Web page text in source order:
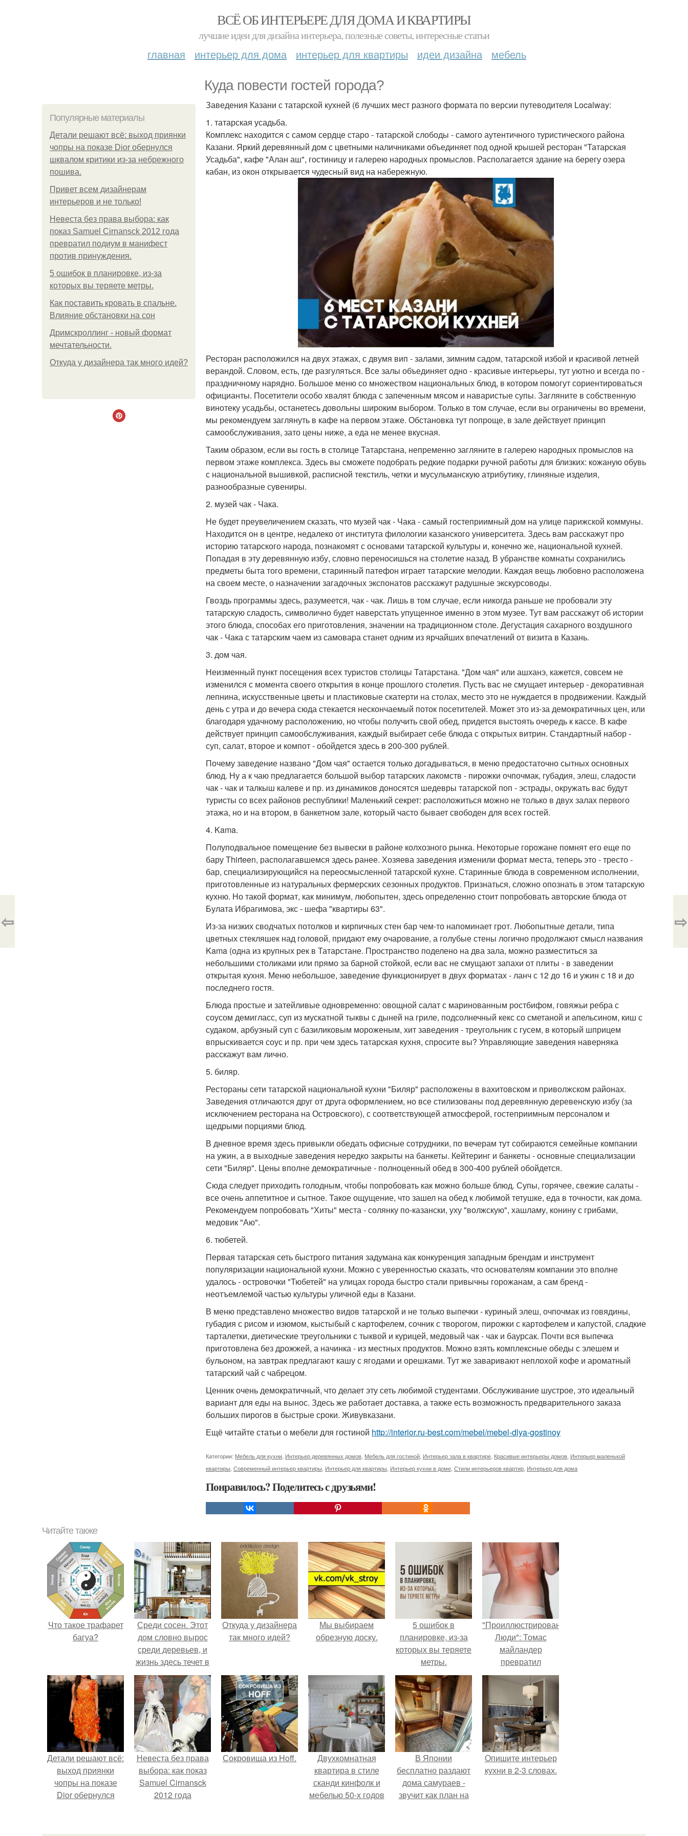
ВСЁ ОБ ИНТЕРЬЕРЕ ДЛЯ ДОМА И КВАРТИРЫ
лучшие идеи для дизайна интерьера, полезные советы, интересные статьи
главная интерьер для дома интерьер для квартиры идеи дизайна мебель
Куда повести гостей города?
Популярные материалы
Детали решают всё: выход приянки
чопры на показе Dior обернулся
шквалом критики из-за небрежного
пошива.
Привет всем дизайнерам
интерьеров и не только!
Невеста без права выбора: как
показ Samuel Cirnansck 2012 года
превратил подиум в манифест
против принуждения.
5 ошибок в планировке, из-за
которых вы теряете метры.
Как поставить кровать в спальне.
Влияние обстановки на сон
Дримскроллинг - новый формат
мечтательности.
Откуда у дизайнера так много идей?
Заведения Казани с татарской кухней (6 лучших мест разного формата по версии путеводителя Localway:
1. татарская усадьба.
Комплекс находится с самом сердце старо - татарской слободы - самого аутентичного туристического района
Казани. Яркий деревянный дом с цветными наличниками объединяет под одной крышей ресторан "Татарская
Усадьба", кафе "Алан аш", гостиницу и галерею народных промыслов. Располагается здание на берегу озера
кабан, из окон открывается чудесный вид на набережную.
Ресторан расположился на двух этажах, с двумя вип - залами, зимним садом, татарской избой и красивой летней
верандой. Словом, есть, где разгуляться. Все залы объединяет одно - красивые интерьеры, тут уютно и всегда по -
праздничному нарядно. Большое меню со множеством национальных блюд, в котором помогут сориентироваться
официанты. Посетители особо хвалят блюда с запеченным мясом и наваристые супы. Загляните в собственную
винотеку усадьбы, останетесь довольны широким выбором. Только в том случае, если вы ограничены во времени,
мы рекомендуем заглянуть в кафе на первом этаже. Обстановка тут попроще, в зале действует принцип
самообслуживания, зато цены ниже, а еда не менее вкусная.
Таким образом, если вы гость в столице Татарстана, непременно загляните в галерею народных промыслов на
первом этаже комплекса. Здесь вы сможете подобрать редкие подарки ручной работы для близких: кожаную обувь
с национальной вышивкой, расписной текстиль, четки и мусульманскую атрибутику, глиняные изделия,
разнообразные сувениры.
2. музей чак - Чака.
Не будет преувеличением сказать, что музей чак - Чака - самый гостеприимный дом на улице парижской коммуны.
Находится он в центре, недалеко от института филологии казанского университета. Здесь вам расскажут про
историю татарского народа, познакомят с основами татарской культуры и, конечно же, национальной кухней.
Попадая в эту деревянную избу, словно переносишься на столетие назад. В убранстве комнаты сохранились
предметы быта того времени, старинный патефон играет татарские мелодии. Каждая вещь любовно расположена
на своем месте, о назначении загадочных экспонатов расскажут радушные экскурсоводы.
Гвоздь программы здесь, разумеется, чак - чак. Лишь в том случае, если никогда раньше не пробовали эту
татарскую сладость, символично будет наверстать упущенное именно в этом музее. Тут вам расскажут об истории
этого блюда, способах его приготовления, значении на традиционном столе. Дегустация сахарного воздушного
чак - Чака с татарским чаем из самовара станет одним из ярчайших впечатлений от визита в Казань.
3. дом чая.
Неизменный пункт посещения всех туристов столицы Татарстана. "Дом чая" или ашханэ, кажется, совсем не
изменился с момента своего открытия в конце прошлого столетия. Пусть вас не смущает интерьер - декоративная
лепнина, искусственные цветы и пластиковые скатерти на столах, место это не нуждается в продвижении. Каждый
день с утра и до вечера сюда стекается нескончаемый поток посетителей. Может это из-за демократичных цен, или
благодаря удачному расположению, но чтобы получить свой обед, придется выстоять очередь к кассе. В кафе
действует принцип самообслуживания, каждый выбирает себе блюда с открытых витрин. Стандартный набор -
суп, салат, второе и компот - обойдется здесь в 200-300 рублей.
Почему заведение названо "Дом чая" остается только догадываться, в меню предостаточно сытных основных
блюд. Ну а к чаю предлагается большой выбор татарских лакомств - пирожки очпочмак, губадия, элеш, сладости
чак - чак и талкыш калеве и пр. из динамиков доносятся шедевры татарской поп - эстрады, окружать вас будут
туристы со всех районов республики! Маленький секрет: расположиться можно не только в двух залах первого
этажа, но и на втором, в банкетном зале, который часто бывает свободен для всех гостей.
4. Kama.
Полуподвальное помещение без вывески в районе колхозного рынка. Некоторые горожане помнят его еще по
бару Thirteen, располагавшемся здесь ранее. Хозяева заведения изменили формат места, теперь это - тресто -
бар, специализирующийся на переосмысленной татарской кухне. Старинные блюда в современном исполнении,
приготовленные из натуральных фермерских сезонных продуктов. Признаться, сложно опознать в этом татарскую
кухню. Но такой формат, как минимум, любопытен, здесь определенно стоит попробовать авторские блюда от
Булата Ибрагимова, экс - шефа "квартиры 63".
Из-за низких сводчатых потолков и кирпичных стен бар чем-то напоминает грот. Любопытные детали, типа
цветных стекляшек над головой, придают ему очарование, а голубые стены логично продолжают смысл названия
Kama (одна из крупных рек в Татарстане. Пространство поделено на два зала, можно разместиться за
небольшими столиками или прямо за барной стойкой, если вас не смущают запахи от плиты - в заведении
открытая кухня. Меню небольшое, заведение функционирует в двух форматах - ланч с 12 до 16 и ужин с 18 и до
последнего гостя.
Блюда простые и затейливые одновременно: овощной салат с маринованным ростбифом, говяжьи ребра с
соусом демигласс, суп из мускатной тыквы с дыней на гриле, подсолнечный кекс со сметаной и апельсином, киш с
судаком, арбузный суп с базиликовым мороженым, хит заведения - треугольник с гусем, в который шприцем
впрыскивается соус и пр. при чем здесь татарская кухня, спросите вы? Управляющие заведения наверняка
расскажут вам лично.
5. биляр.
Рестораны сети татарской национальной кухни "Биляр" расположены в вахитовском и приволжском районах.
Заведения отличаются друг от друга оформлением, но все стилизованы под деревянную деревенскую избу (за
исключением ресторана на Островского), с соответствующей атмосферой, гостеприимным персоналом и
щедрыми порциями блюд.
В дневное время здесь привыкли обедать офисные сотрудники, по вечерам тут собираются семейные компании
на ужин, а в выходные заведения нередко закрыты на банкеты. Кейтеринг и банкеты - основные специализации
сети "Биляр". Цены вполне демократичные - полноценный обед в 300-400 рублей обойдется.
Сюда следует приходить голодным, чтобы попробовать как можно больше блюд. Супы, горячее, свежие салаты -
все очень аппетитное и сытное. Такое ощущение, что зашел на обед к любимой тетушке, еда в точности, как дома.
Рекомендуем попробовать "Хиты" места - солянку по-казански, уху "волжскую", хашламу, конину с грибами,
медовик "Аю".
6. тюбетей.
Первая татарская сеть быстрого питания задумана как конкуренция западным брендам и инструмент
популяризации национальной кухни. Можно с уверенностью сказать, что основателям компании это вполне
удалось - островочки "Тюбетей" на улицах города быстро стали привычны горожанам, а сам бренд -
неотъемлемой частью культуры уличной еды в Казани.
В меню представлено множество видов татарской и не только выпечки - куриный элеш, очпочмак из говядины,
губадия с рисом и изюмом, кыстыбый с картофелем, сочник с творогом, пирожки с картофелем и капустой, сладкие
тарталетки, диетические треугольники с тыквой и курицей, медовый чак - чак и баурсак. Почти вся выпечка
приготовлена без дрожжей, а начинка - из местных продуктов. Можно взять комплексные обеды с элешем и
бульоном, на завтрак предлагают кашу с ягодами и орешками. Тут же заваривают неплохой кофе и ароматный
татарский чай с чабрецом.
Ценник очень демократичный, что делает эту сеть любимой студентами. Обслуживание шустрое, это идеальный
вариант для еды на вынос. Здесь же работает доставка, а также есть возможность предварительного заказа
больших пирогов в быстрые сроки. Живувказани.
Ещё читайте статьи о мебели для гостиной http://interior.ru-best.com/mebel/mebel-dlya-gostinoy
Категории: Мебель для кухни Интерьер деревянных домов Мебель для гостиной Интерьер зала в квартире Красивые интерьеры домов Интерьер маленькой
квартиры Современный интерьер квартиры Интерьер для квартиры Интерьер кухни в доме Стили интерьеров квартир Интерьер для дома
Понравилось? Поделитесь с друзьями!
⇦ ⇨
Читайте также
Что такое трафарет
багуа?
Среди сосен. Этот
дом словно вырос
среди деревьев, и
жизнь здесь течет в
собственном ритме
- спокойно, без
спешки и лишнего
шума.
Откуда у дизайнера
так много идей?
Мы выбираем
обрезную доску.
5 ошибок в
планировке, из-за
которых вы теряете
метры.
"Проиллюстрированные
Люди": Томас
майландер
превратил
солнечные ожоги в
арт - объект.
Детали решают всё:
выход приянки
чопры на показе
Dior обернулся
пошива.
Невеста без права
выбора: как показ
Samuel Cirnansck
2012 года
принуждения.
Сокровища из Hoff.
Двухкомнатная
квартира в стиле
сканди кинфолк и
мебелью 50-х годов
В Японии
бесплатно раздают
дома самураев -
звучит как план на
Опишите интерьер
кухни в 2-3 словах.